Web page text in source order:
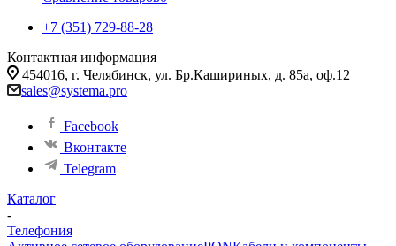
+7 (351) 729-88-28
Контактная информация
454016, г. Челябинск, ул. Бр.Кашириных, д. 85а, оф.12
sales@systema.pro
Facebook
Вконтакте
Telegram
Каталог
-
Телефония